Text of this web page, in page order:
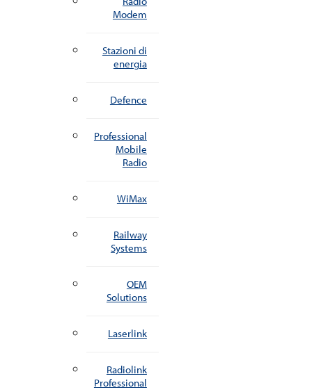
Modem
Stazioni di
energia
Defence
Professional
Mobile
Radio
WiMax
Railway
Systems
OEM
Solutions
Laserlink
Radiolink
Professional